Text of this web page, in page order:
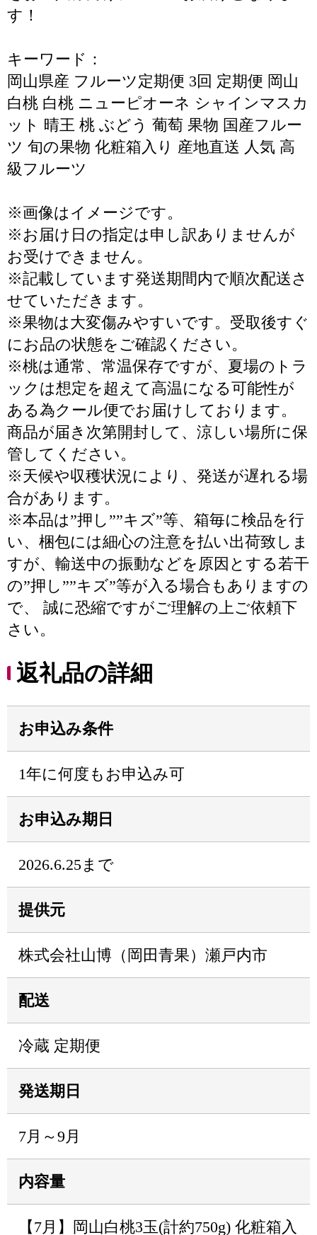
す！
キーワード：
岡山県産 フルーツ定期便 3回 定期便 岡山
白桃 白桃 ニューピオーネ シャインマスカ
ット 晴王 桃 ぶどう 葡萄 果物 国産フルー
ツ 旬の果物 化粧箱入り 産地直送 人気 高
級フルーツ
※画像はイメージです。
※お届け日の指定は申し訳ありませんが
お受けできません。
※記載しています発送期間内で順次配送さ
せていただきます。
※果物は大変傷みやすいです。受取後すぐ
にお品の状態をご確認ください。
※桃は通常、常温保存ですが、夏場のトラ
ックは想定を超えて高温になる可能性が
ある為クール便でお届けしております。
商品が届き次第開封して、涼しい場所に保
管してください。
※天候や収穫状況により、発送が遅れる場
合があります。
※本品は”押し””キズ”等、箱毎に検品を行
い、梱包には細心の注意を払い出荷致しま
すが、輸送中の振動などを原因とする若干
の”押し””キズ”等が入る場合もありますの
で、 誠に恐縮ですがご理解の上ご依頼下
さい。
返礼品の詳細
お申込み条件
1年に何度もお申込み可
お申込み期日
2026.6.25まで
提供元
株式会社山博（岡田青果）瀬戸内市
配送
冷蔵 定期便
発送期日
7月～9月
内容量
【7月】岡山白桃3玉(計約750g) 化粧箱入